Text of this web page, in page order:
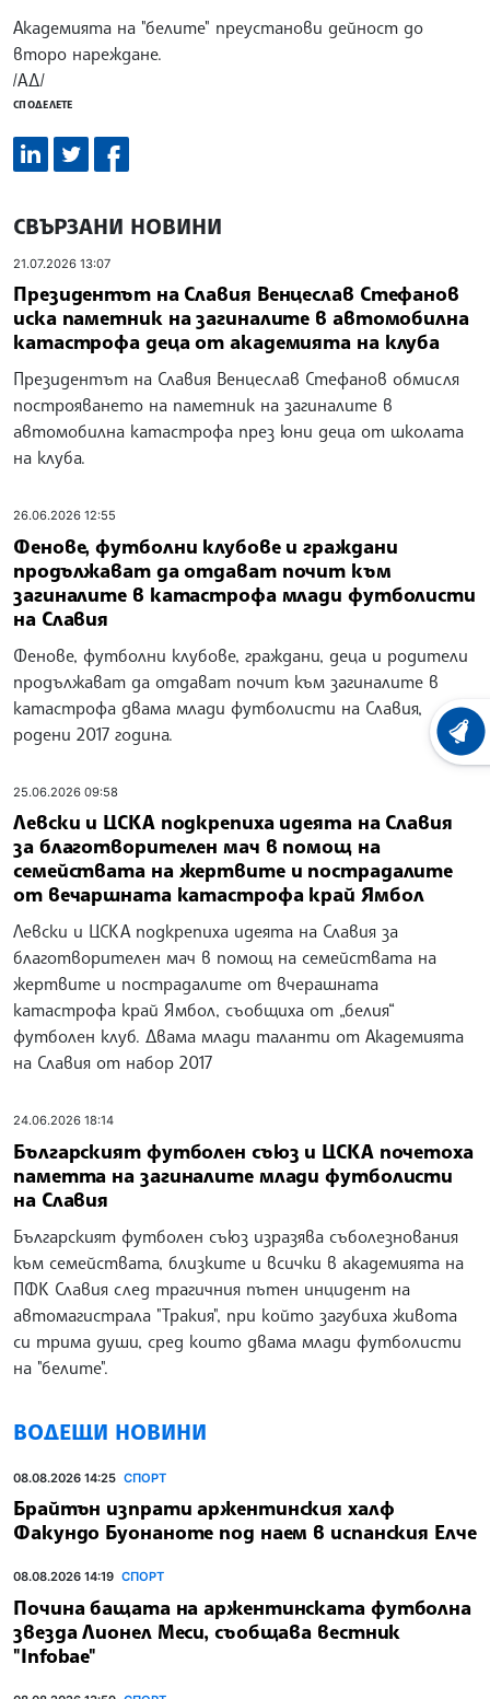
Академията на "белите" преустанови дейност до
второ нареждане.
/АД/
СПОДЕЛЕТЕ
СВЪРЗАНИ НОВИНИ
21.07.2026 13:07
Президентът на Славия Венцеслав Стефанов
иска паметник на загиналите в автомобилна
катастрофа деца от академията на клуба
Президентът на Славия Венцеслав Стефанов обмисля
построяването на паметник на загиналите в
автомобилна катастрофа през юни деца от школата
на клуба.
26.06.2026 12:55
Фенове, футболни клубове и граждани
продължават да отдават почит към
загиналите в катастрофа млади футболисти
на Славия
Фенове, футболни клубове, граждани, деца и родители
продължават да отдават почит към загиналите в
катастрофа двама млади футболисти на Славия,
родени 2017 година.
25.06.2026 09:58
Левски и ЦСКА подкрепиха идеята на Славия
за благотворителен мач в помощ на
семействата на жертвите и пострадалите
от вечаршната катастрофа край Ямбол
Левски и ЦСКА подкрепиха идеята на Славия за
благотворителен мач в помощ на семействата на
жертвите и пострадалите от вчерашната
катастрофа край Ямбол, съобщиха от „белия“
футболен клуб. Двама млади таланти от Академията
на Славия от набор 2017
24.06.2026 18:14
Българският футболен съюз и ЦСКА почетоха
паметта на загиналите млади футболисти
на Славия
Българският футболен съюз изразява съболезнования
към семействата, близките и всички в академията на
ПФК Славия след трагичния пътен инцидент на
автомагистрала "Тракия", при който загубиха живота
си трима души, сред които двама млади футболисти
на "белите".
ВОДЕЩИ НОВИНИ
08.08.2026 14:25 СПОРТ
Брайтън изпрати аржентинския халф
Факундо Буонаноте под наем в испанския Елче
08.08.2026 14:19 СПОРТ
Почина бащата на аржентинската футболна
звезда Лионел Меси, съобщава вестник
"Infobae"